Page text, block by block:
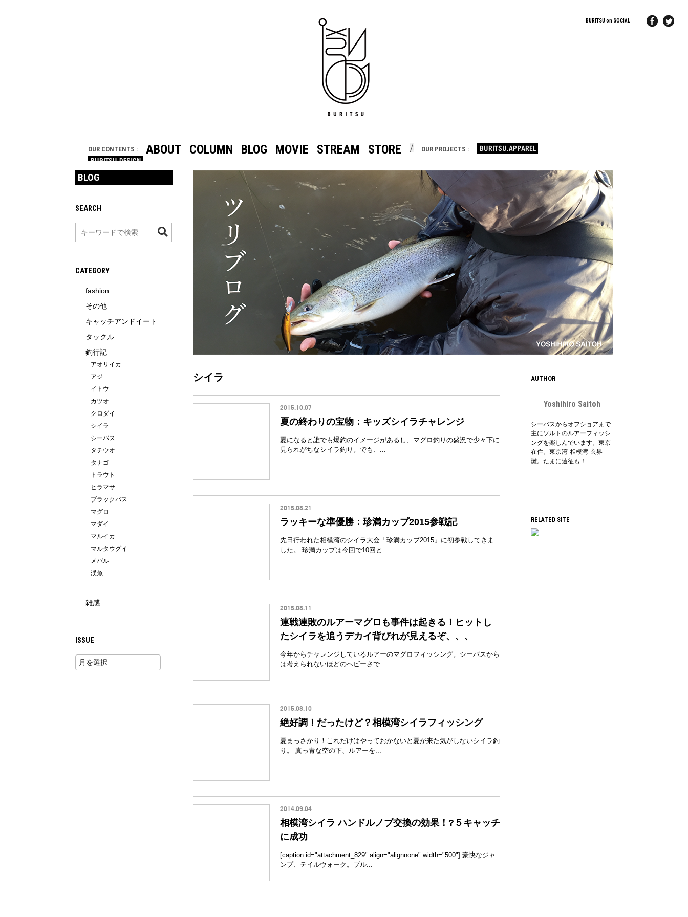
BURITSU on SOCIAL
OUR CONTENTS : ABOUT COLUMN BLOG MOVIE STREAM STORE OUR PROJECTS :
AUTHOR
Yoshihiro Saitoh
シーバスからオフショアまで
主にソルトのルアーフィッシ
ングを楽しんでいます。東京
在住。東京湾-相模湾-玄界
灘。たまに遠征も！
RELATED SITE
シイラ
2015.10.07
夏の終わりの宝物：キッズシイラチャレンジ
夏になると誰でも爆釣のイメージがあるし、マグロ釣りの盛況で少々下に
見られがちなシイラ釣り。でも、...
2015.08.21
ラッキーな準優勝：珍満カップ2015参戦記
先日行われた相模湾のシイラ大会「珍満カップ2015」に初参戦してきま
した。 珍満カップは今回で10回と...
2015.08.11
連戦連敗のルアーマグロも事件は起きる！ヒットし
たシイラを追うデカイ背びれが見えるぞ、、、
今年からチャレンジしているルアーのマグロフィッシング。シーバスから
は考えられないほどのヘビーさで...
2015.08.10
絶好調！だったけど？相模湾シイラフィッシング
夏まっさかり！これだけはやっておかないと夏が来た気がしないシイラ釣
り。 真っ青な空の下、ルアーを...
2014.09.04
相模湾シイラ ハンドルノブ交換の効果！?５キャッチ
に成功
[caption id="attachment_829" align="alignnone" width="500"] 豪快なジャ
ンプ、テイルウォーク。ブル...
BLOG
SEARCH
CATEGORY
fashion
その他
キャッチアンドイート
タックル
釣行記
アオリイカ
アジ
イトウ
カツオ
クロダイ
シイラ
シーバス
タチウオ
タナゴ
トラウト
ヒラマサ
ブラックバス
マグロ
マダイ
マルイカ
マルタウグイ
メバル
渓魚
雑感
ISSUE